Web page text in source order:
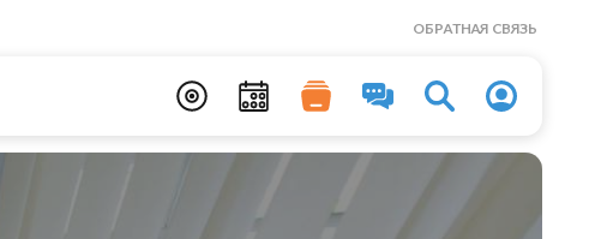
ОБРАТНАЯ СВЯЗЬ